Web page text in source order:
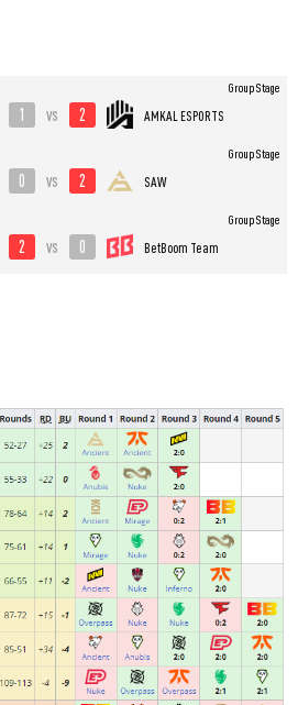
1 vs 2 AMKAL ESPORTS
Group Stage
0 vs 2 SAW
Group Stage
2 vs 0 BetBoom Team
Group Stage